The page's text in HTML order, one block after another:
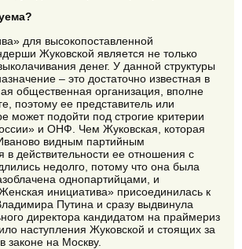
для высокопоставленной
Жуковской является не только
денег. У данной структуры
– это достаточно известная в
общественная организация, вполне
поэтому ее представитель или
может подойти под строгие критерии
и ОНФ. Чем Жуковская, которая
видным партийным
в действительности ее отношения с
недолго, потому что она была
однопартийцами, и
инициатива» присоединилась к
Путина и сразу выдвинула
директора кандидатом на праймериз
наступления Жуковской и стоящих за
законе на Москву.